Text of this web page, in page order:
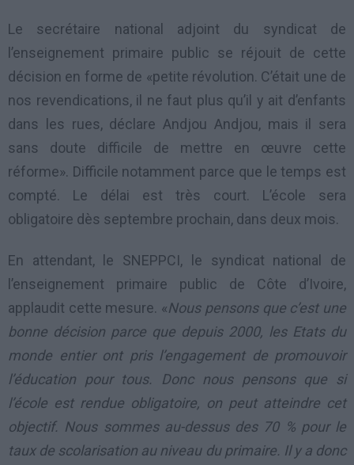
Le secrétaire national adjoint du syndicat de
l’enseignement primaire public se réjouit de cette
décision en forme de «petite révolution. C’était une de
nos revendications, il ne faut plus qu’il y ait d’enfants
dans les rues, déclare Andjou Andjou, mais il sera
sans doute difficile de mettre en œuvre cette
réforme». Difficile notamment parce que le temps est
compté. Le délai est très court. L’école sera
obligatoire dès septembre prochain, dans deux mois.
En attendant, le SNEPPCI, le syndicat national de
l’enseignement primaire public de Côte d’Ivoire,
applaudit cette mesure. «Nous pensons que c’est une
bonne décision parce que depuis 2000, les Etats du
monde entier ont pris l’engagement de promouvoir
l’éducation pour tous. Donc nous pensons que si
l’école est rendue obligatoire, on peut atteindre cet
objectif. Nous sommes au-dessus des 70 % pour le
taux de scolarisation au niveau du primaire. Il y a donc